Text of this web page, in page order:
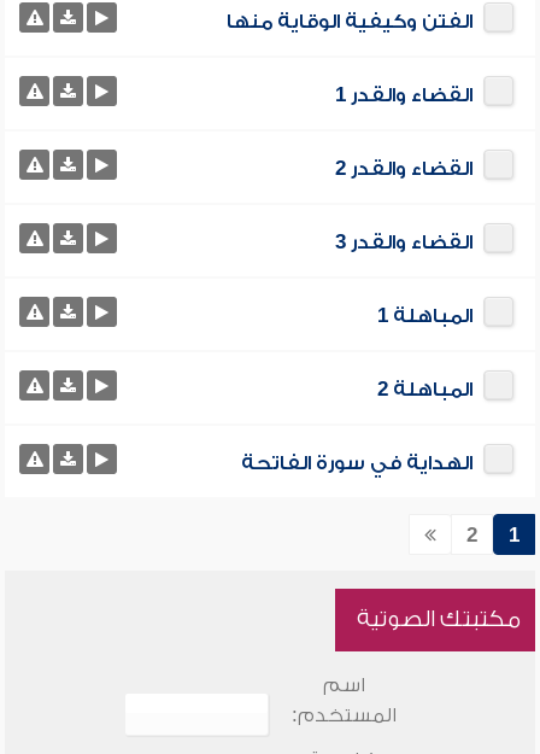
الفتن وكيفية الوقاية منها
القضاء والقدر 1
القضاء والقدر 2
القضاء والقدر 3
المباهلة 1
المباهلة 2
الهداية في سورة الفاتحة
1
2
مكتبتك الصوتية
اسم
المستخدم: